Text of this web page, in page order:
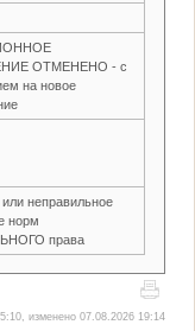
ОТМЕНЕНО - с
на новое
неправильное
норм
права
изменено 07.08.2026 19:14